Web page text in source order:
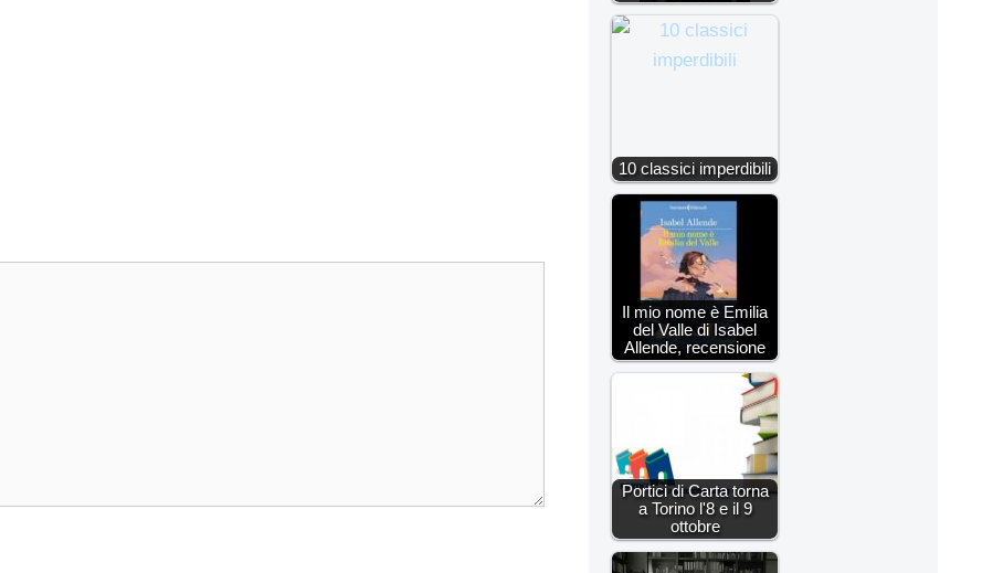
10 classici imperdibili
Il mio nome è Emilia
del Valle di Isabel
Allende, recensione
Portici di Carta torna
a Torino l'8 e il 9
ottobre